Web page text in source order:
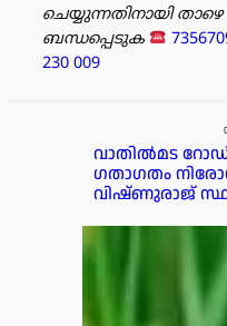
ചെയ്യുന്നതിനായി
ബന്ധപ്പെടുക
230 009
വാതിൽമട
ഗതാഗതം
വിഷ്ണുരാജ്